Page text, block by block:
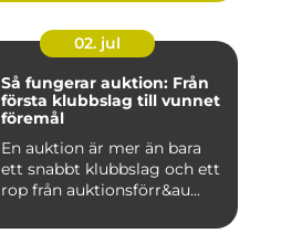
02. jul
Så fungerar auktion: Från
första klubbslag till vunnet
föremål
En auktion är mer än bara
ett snabbt klubbslag och ett
rop från auktionsförr&au...